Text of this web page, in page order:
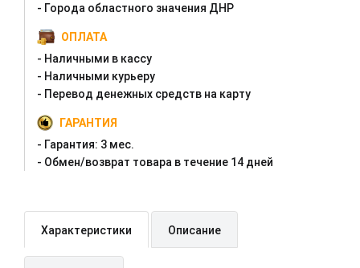
- Города областного значения ДНР
ОПЛАТА
- Наличными в кассу
- Наличными курьеру
- Перевод денежных средств на карту
ГАРАНТИЯ
- Гарантия: 3 мес.
- Oбмен/возврат товара в течение 14 дней
Характеристики Описание